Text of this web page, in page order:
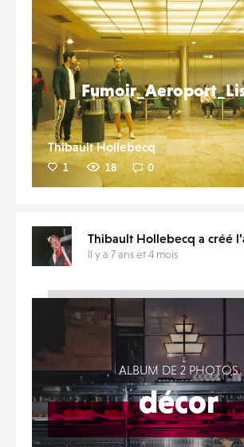
Thibault Hollebecq
1 18 0
Thibault Hollebecq a créé
Il y a 7 ans et 4 mois
ALBUM DE 2 PHOTOS
décor